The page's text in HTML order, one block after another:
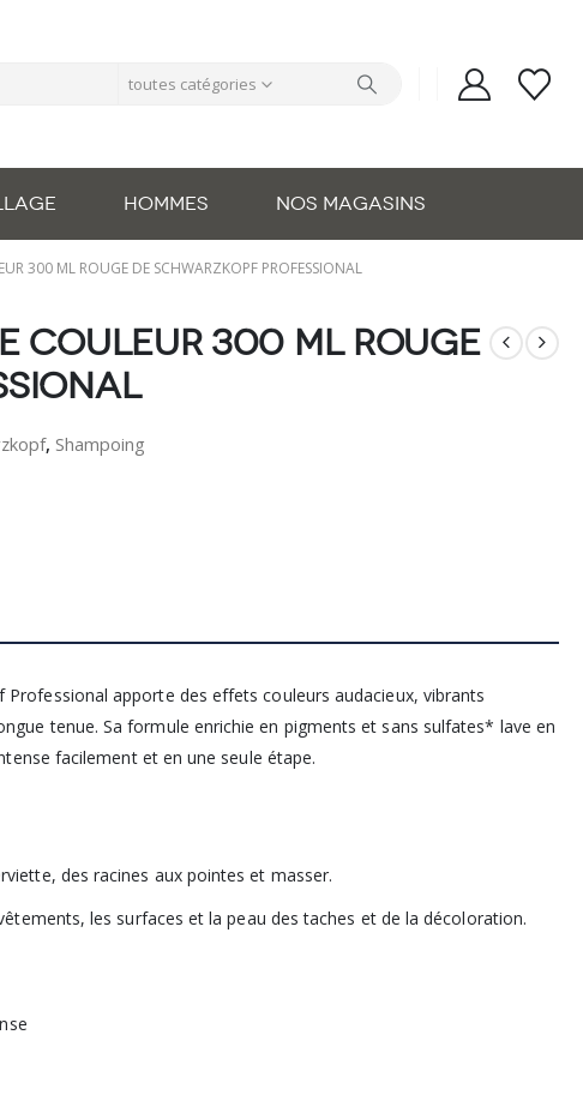
toutes catégories
HOMMES NOS MAGASINS
300 ML ROUGE DE SCHWARZKOPF PROFESSIONAL
Couleur 300 ml Rouge
, Shampoing
apporte des effets couleurs audacieux, vibrants
tenue. Sa formule enrichie en pigments et sans sulfates* lave en
facilement et en une seule étape.
des racines aux pointes et masser.
les surfaces et la peau des taches et de la décoloration.